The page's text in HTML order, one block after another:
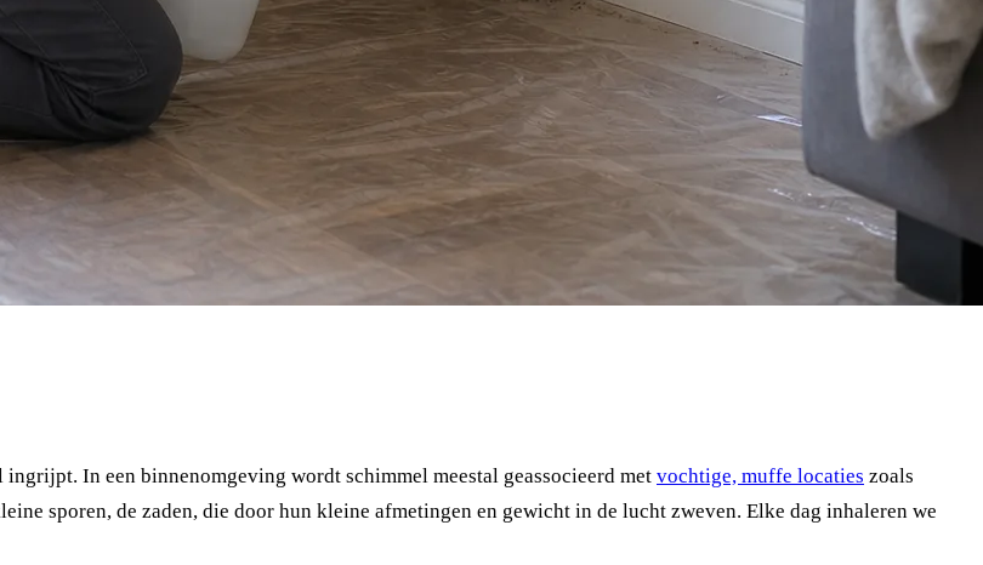
In een binnenomgeving wordt schimmel meestal geassocieerd met vochtige, muffe locaties zoals
sporen, de zaden, die door hun kleine afmetingen en gewicht in de lucht zweven. Elke dag inhaleren we